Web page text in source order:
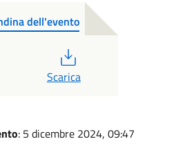
dell'evento
Scarica
: 5 dicembre 2024, 09:47